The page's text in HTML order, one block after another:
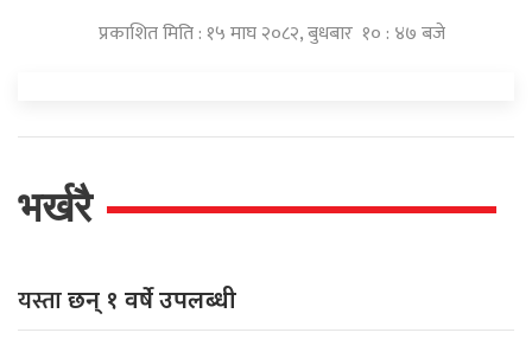
प्रकाशित मिति : १५ माघ २०८२, बुधबार १० : ४७ बजे
भर्खरै
यस्ताछन् १ वर्षे उपलब्धी